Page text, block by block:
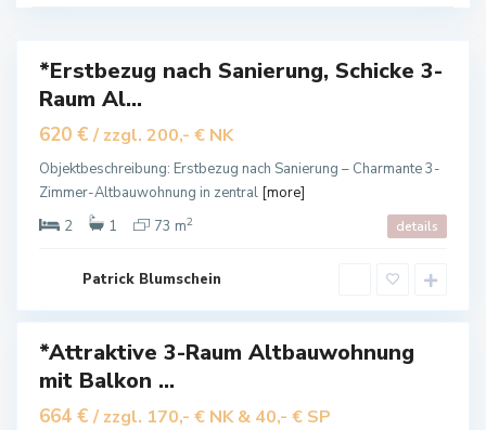
z
*Erstbezug nach Sanierung, Schicke 3-
Raum Al...
620 € / zzgl. 200,- € NK
Objektbeschreibung: Erstbezug nach Sanierung – Charmante 3-
Zimmer-Altbauwohnung in zentral [more]
2
1 73 m2 details
Patrick Blumschein
B
a
L
a
n
e
n
a
*Attraktive 3-Raum Altbauwohnung
mit Balkon ...
664 € / zzgl. 170,- € NK & 40,- € SP
B
a